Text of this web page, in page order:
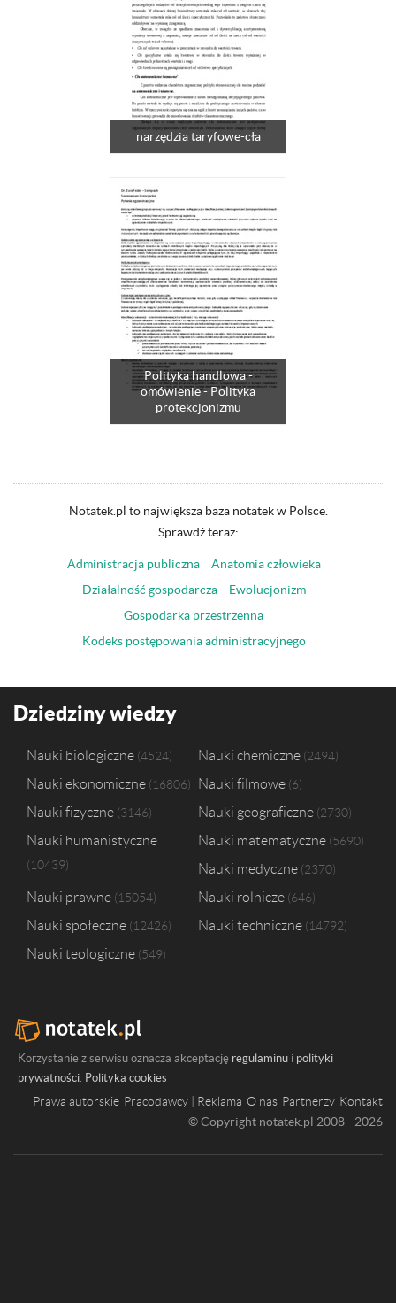
narzędzia taryfowe-cła
Polityka handlowa -
omówienie - Polityka
protekcjonizmu
Notatek.pl to największa baza notatek w Polsce.
Sprawdź teraz:
Administracja publiczna
Anatomia człowieka
Działalność gospodarcza
Ewolucjonizm
Gospodarka przestrzenna
Kodeks postępowania administracyjnego
Dziedziny wiedzy
Nauki biologiczne 4524 Nauki chemiczne 2494
Nauki ekonomiczne 16806 Nauki filmowe 6
Nauki fizyczne 3146 Nauki geograficzne 2730
Nauki humanistyczne
10439
Nauki matematyczne 5690
Nauki medyczne 2370
Nauki prawne 15054 Nauki rolnicze 646
Nauki społeczne 12426 Nauki techniczne 14792
Nauki teologiczne 549
Korzystanie z serwisu oznacza akceptację regulaminu i polityki
prywatności. Polityka cookies
Prawa autorskie Pracodawcy | Reklama O nas Partnerzy Kontakt
© Copyright notatek.pl 2008 - 2026